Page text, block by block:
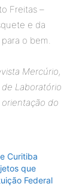
Freitas –
e da
o bem.
Mercúrio,
Laboratório
do
Curitiba
que
Federal